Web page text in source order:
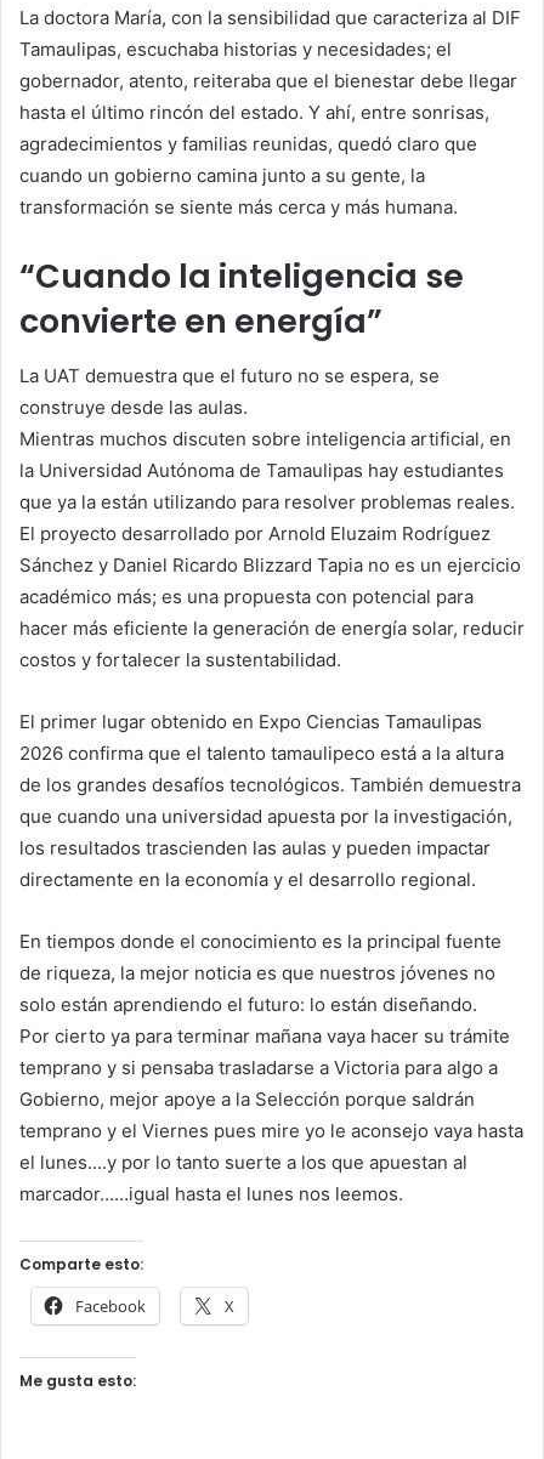
La doctora María, con la sensibilidad que caracteriza al DIF
Tamaulipas, escuchaba historias y necesidades; el
gobernador, atento, reiteraba que el bienestar debe llegar
hasta el último rincón del estado. Y ahí, entre sonrisas,
agradecimientos y familias reunidas, quedó claro que
cuando un gobierno camina junto a su gente, la
transformación se siente más cerca y más humana.
“Cuando la inteligencia se
convierte en energía”
La UAT demuestra que el futuro no se espera, se
construye desde las aulas.
Mientras muchos discuten sobre inteligencia artificial, en
la Universidad Autónoma de Tamaulipas hay estudiantes
que ya la están utilizando para resolver problemas reales.
El proyecto desarrollado por Arnold Eluzaim Rodríguez
Sánchez y Daniel Ricardo Blizzard Tapia no es un ejercicio
académico más; es una propuesta con potencial para
hacer más eficiente la generación de energía solar, reducir
costos y fortalecer la sustentabilidad.
El primer lugar obtenido en Expo Ciencias Tamaulipas
2026 confirma que el talento tamaulipeco está a la altura
de los grandes desafíos tecnológicos. También demuestra
que cuando una universidad apuesta por la investigación,
los resultados trascienden las aulas y pueden impactar
directamente en la economía y el desarrollo regional.
En tiempos donde el conocimiento es la principal fuente
de riqueza, la mejor noticia es que nuestros jóvenes no
solo están aprendiendo el futuro: lo están diseñando.
Por cierto ya para terminar mañana vaya hacer su trámite
temprano y si pensaba trasladarse a Victoria para algo a
Gobierno, mejor apoye a la Selección porque saldrán
temprano y el Viernes pues mire yo le aconsejo vaya hasta
el lunes….y por lo tanto suerte a los que apuestan al
marcador……igual hasta el lunes nos leemos.
Comparte esto:
Facebook X
Me gusta esto: